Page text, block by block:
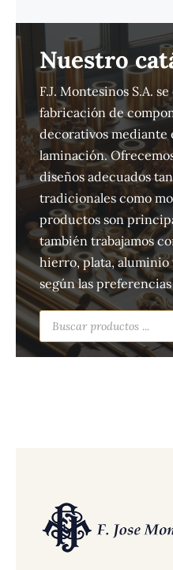
Nuestro
F.J. Montesinos S.A.
fabricación de
decorativos mediante
laminación.
diseños adecuados
tradicionales como
productos son
también trabajamos
hierro, plata, aluminio
según las
Búsqueda
de
productos